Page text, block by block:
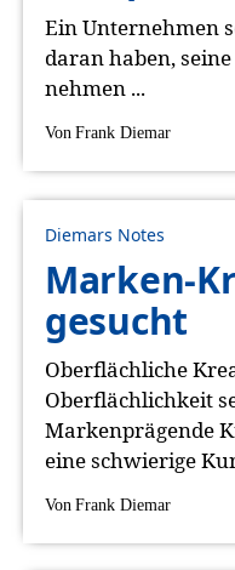
Ein Unternehmen
daran haben,
nehmen ...
Von Frank Diemar
Diemars Notes
Marken-
gesucht
Oberflächliche
Oberflächlichkeit
Markenprägende
eine schwierige
Von Frank Diemar